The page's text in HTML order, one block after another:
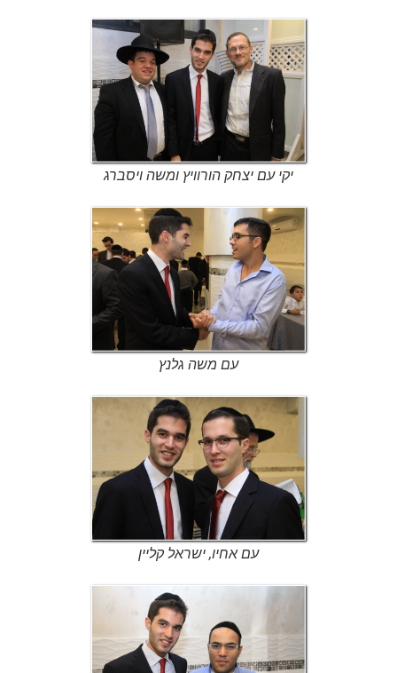
יקי עם יצחק הורוויץ ומשה ויסברג
עם משה גלנץ
עם אחיו, ישראל קליין